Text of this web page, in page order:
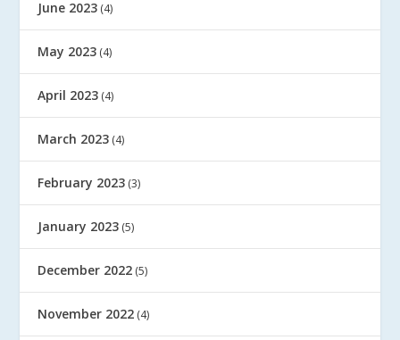
June 2023 (4)
May 2023 (4)
April 2023 (4)
March 2023 (4)
February 2023 (3)
January 2023 (5)
December 2022 (5)
November 2022 (4)